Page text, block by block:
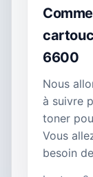
6600
Nous
à suivre
toner
Vous
besoin